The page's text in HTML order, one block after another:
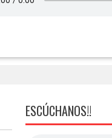
ESCÚCHANOS!!